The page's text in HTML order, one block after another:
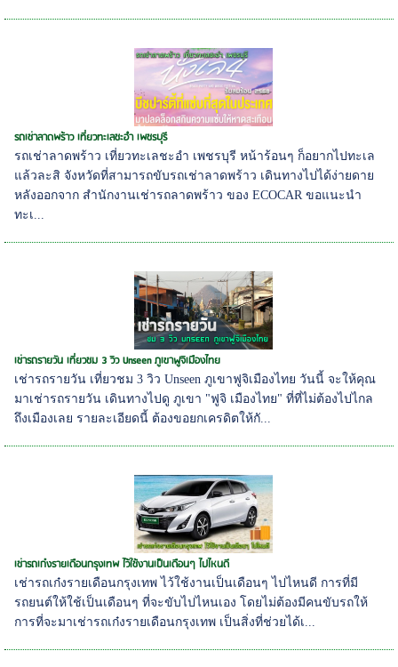
รถเช่าลาดพร้าว เที่ยวทะเลชะอำ เพชรบุรี
รถเช่าลาดพร้าว เที่ยวทะเลชะอำ เพชรบุรี หน้าร้อนๆ ก็อยากไปทะเล
แล้วละสิ จังหวัดที่สามารถขับรถเช่าลาดพร้าว เดินทางไปได้ง่ายดาย
หลังออกจาก สำนักงานเช่ารถลาดพร้าว ของ ECOCAR ขอแนะนำ
ทะเ...
เช่ารถรายวัน เที่ยวชม 3 วิว Unseen ภูเขาฟูจิเมืองไทย
เช่ารถรายวัน เที่ยวชม 3 วิว Unseen ภูเขาฟูจิเมืองไทย วันนี้ จะให้คุณ
มาเช่ารถรายวัน เดินทางไปดู ภูเขา "ฟูจิ เมืองไทย" ที่ที่ไม่ต้องไปไกล
ถึงเมืองเลย รายละเอียดนี้ ต้องขอยกเครดิตให้กั...
เช่ารถเก๋งรายเดือนกรุงเทพ ไว้ใช้งานเป็นเดือนๆ ไปไหนดี
เช่ารถเก๋งรายเดือนกรุงเทพ ไว้ใช้งานเป็นเดือนๆ ไปไหนดี การที่มี
รถยนต์ให้ใช้เป็นเดือนๆ ที่จะขับไปไหนเอง โดยไม่ต้องมีคนขับรถให้
การที่จะมาเช่ารถเก๋งรายเดือนกรุงเทพ เป็นสิ่งที่ช่วยได้เ...